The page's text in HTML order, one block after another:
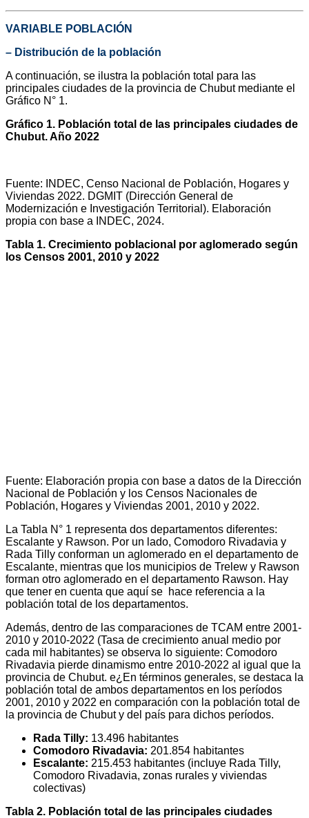
VARIABLE POBLACIÓN
– Distribución de la población
A continuación, se ilustra la población total para las
principales ciudades de la provincia de Chubut mediante el
Gráfico N° 1.
Gráfico 1. Población total de las principales ciudades de
Chubut. Año 2022
Fuente: INDEC, Censo Nacional de Población, Hogares y
Viviendas 2022. DGMIT (Dirección General de
Modernización e Investigación Territorial). Elaboración
propia con base a INDEC, 2024.
Tabla 1. Crecimiento poblacional por aglomerado según
los Censos 2001, 2010 y 2022
Fuente: Elaboración propia con base a datos de la Dirección
Nacional de Población y los Censos Nacionales de
Población, Hogares y Viviendas 2001, 2010 y 2022.
La Tabla N° 1 representa dos departamentos diferentes:
Escalante y Rawson. Por un lado, Comodoro Rivadavia y
Rada Tilly conforman un aglomerado en el departamento de
Escalante, mientras que los municipios de Trelew y Rawson
forman otro aglomerado en el departamento Rawson. Hay
que tener en cuenta que aquí se hace referencia a la
población total de los departamentos.
Además, dentro de las comparaciones de TCAM entre 2001-
2010 y 2010-2022 (Tasa de crecimiento anual medio por
cada mil habitantes) se observa lo siguiente: Comodoro
Rivadavia pierde dinamismo entre 2010-2022 al igual que la
provincia de Chubut. e¿En términos generales, se destaca la
población total de ambos departamentos en los períodos
2001, 2010 y 2022 en comparación con la población total de
la provincia de Chubut y del país para dichos períodos.
Rada Tilly: 13.496 habitantes
Comodoro Rivadavia: 201.854 habitantes
Escalante: 215.453 habitantes (incluye Rada Tilly,
Comodoro Rivadavia, zonas rurales y viviendas
colectivas)
Tabla 2. Población total de las principales ciudades